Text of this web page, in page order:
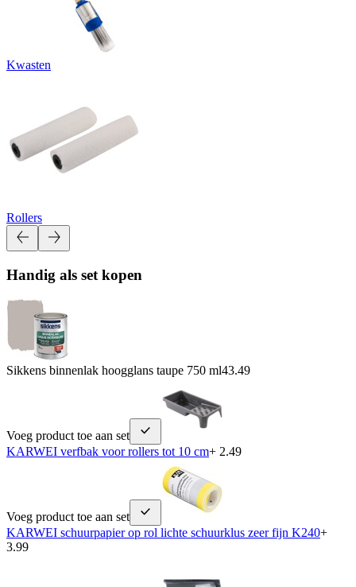
Kwasten
Rollers
Handig als set kopen
Sikkens binnenlak hoogglans taupe 750 ml43.49
Voeg product toe aan set
KARWEI verfbak voor rollers tot 10 cm+ 2.49
Voeg product toe aan set
KARWEI schuurpapier op rol lichte schuurklus zeer fijn K240+
3.99